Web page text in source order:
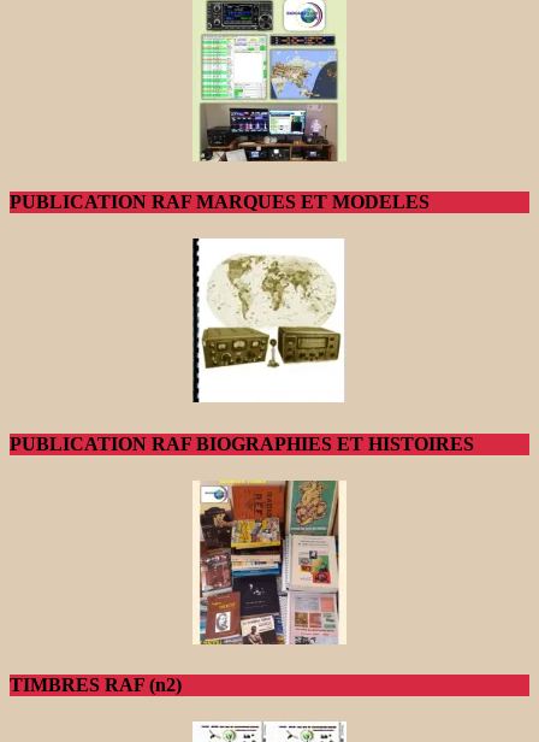
PUBLICATION RAF MARQUES ET MODELES
PUBLICATION RAF BIOGRAPHIES ET HISTOIRES
TIMBRES RAF (n2)